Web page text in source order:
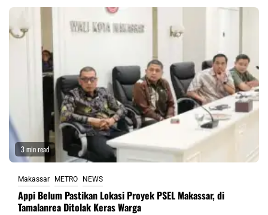
3 min read
Makassar METRO NEWS
Appi Belum Pastikan Lokasi Proyek PSEL Makassar, di
Tamalanrea Ditolak Keras Warga